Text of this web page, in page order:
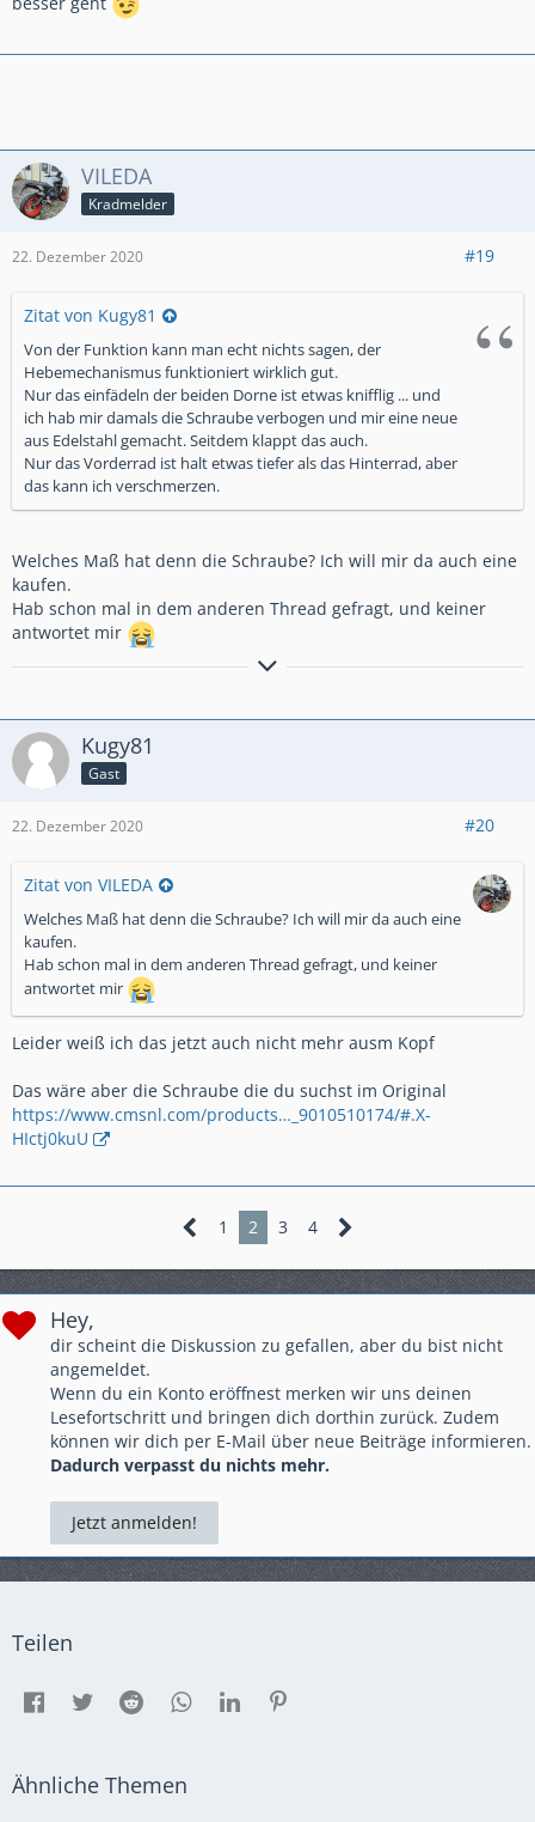
VILEDA
Kradmelder
22. Dezember 2020 #19
Zitat von Kugy81
Von der Funktion kann man echt nichts sagen, der
Hebemechanismus funktioniert wirklich gut.
Nur das einfädeln der beiden Dorne ist etwas knifflig ... und
ich hab mir damals die Schraube verbogen und mir eine neue
aus Edelstahl gemacht. Seitdem klappt das auch.
Nur das Vorderrad ist halt etwas tiefer als das Hinterrad, aber
das kann ich verschmerzen.
Welches Maß hat denn die Schraube? Ich will mir da auch eine
kaufen.
Hab schon mal in dem anderen Thread gefragt, und keiner
antwortet mir
Hier muss stehen was ich alles an der Karre gemacht hab...
Kugy81
Gast
22. Dezember 2020 #20
Zitat von VILEDA
Welches Maß hat denn die Schraube? Ich will mir da auch eine
kaufen.
Hab schon mal in dem anderen Thread gefragt, und keiner
antwortet mir
Leider weiß ich das jetzt auch nicht mehr ausm Kopf
Das wäre aber die Schraube die du suchst im Original
https://www.cmsnl.com/products…_9010510174/#.X-
HIctj0kuU
1 2 3 4
Hey,
dir scheint die Diskussion zu gefallen, aber du bist nicht
angemeldet.
Wenn du ein Konto eröffnest merken wir uns deinen
Lesefortschritt und bringen dich dorthin zurück. Zudem
können wir dich per E-Mail über neue Beiträge informieren.
Dadurch verpasst du nichts mehr.
Jetzt anmelden!
Teilen
Ähnliche Themen